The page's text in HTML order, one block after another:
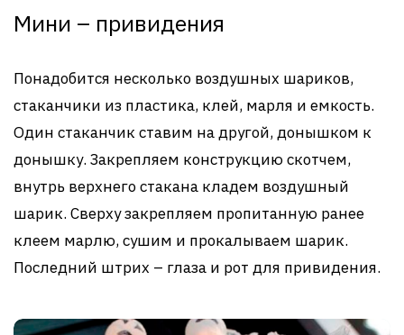
Мини – привидения
Понадобится несколько воздушных шариков,
стаканчики из пластика, клей, марля и емкость.
Один стаканчик ставим на другой, донышком к
донышку. Закрепляем конструкцию скотчем,
внутрь верхнего стакана кладем воздушный
шарик. Сверху закрепляем пропитанную ранее
клеем марлю, сушим и прокалываем шарик.
Последний штрих – глаза и рот для привидения.